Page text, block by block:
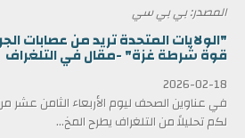
المصدر: بي بي سي
"الولايات المتحدة تريد من عصابات
قوة شرطة غزة" -مقال في التلغراف
2026-02-18
لكم تحليلاً من التلغراف يطرح المخ...